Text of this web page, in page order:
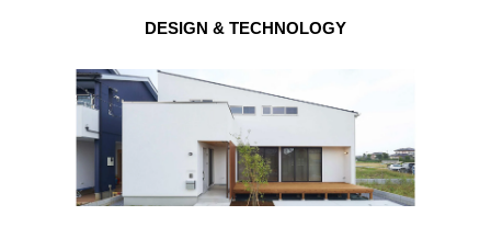
DESIGN & TECHNOLOGY